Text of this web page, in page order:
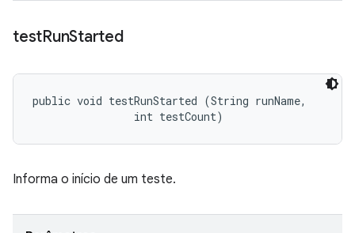
testRunStarted
public void testRunStarted (String runName,
                int testCount)
Informa o início de um teste.